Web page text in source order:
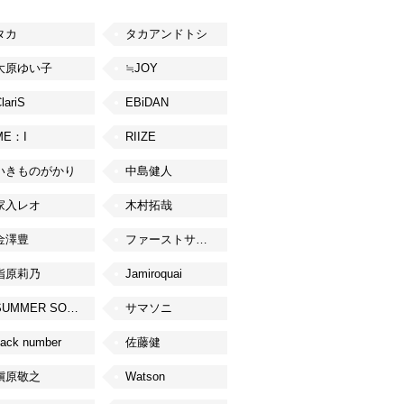
カ タカアンドトシ
原ゆい子 ≒JOY
EBiDAN
：I RIIZE
きものがかり 中島健人
入レオ 木村拓哉
澤豊 ファーストサマーウイカ
原莉乃 Jamiroquai
SUMMER SONIC サマソニ
number 佐藤健
原敬之 Watson